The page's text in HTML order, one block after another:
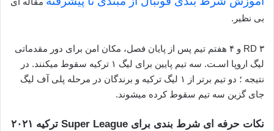
بی نظیر.
۳ RD و ۴ هفتم تیم پس از پایان فصل، مکان امن برای دور مقدماتی
لیگ اروپا اسـت. سه تیم پایین برای لیگ ۱ ترکیه سقوط میکنند. در
نتیجه ؛ دو تیم برتر از ۱ لیگ ترکیه و برندگان در مرحله پلی آف لیگ
جای گزین سه تیم سقوط کرده میشوند.
نکات حرفه ای شرط بندی برای Super League ترکیه ۲۰۲۱